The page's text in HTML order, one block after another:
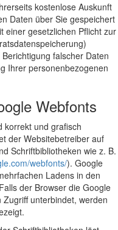
kostenlose Auskunft
Daten über Sie gespeichert
einer gesetzlichen Pflicht zur
falscher Daten
Ihrer personenbezogenen
Webfonts
korrekt und grafisch
der Websitebetreiber auf
Schriftbibliotheken wie z. B.
webfonts/). Google
Ladens in den
der Browser die Google
unterbindet, werden